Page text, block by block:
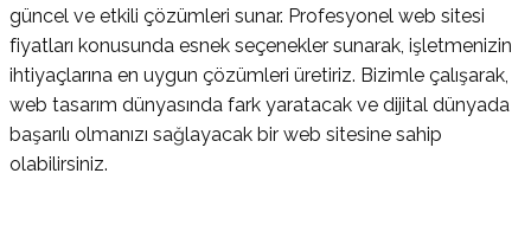
güncel ve etkili çözümleri sunar. Profesyonel web sitesi
fiyatları konusunda esnek seçenekler sunarak, işletmenizin
ihtiyaçlarına en uygun çözümleri üretiriz. Bizimle çalışarak,
web tasarım dünyasında fark yaratacak ve dijital dünyada
başarılı olmanızı sağlayacak bir web sitesine sahip
olabilirsiniz.